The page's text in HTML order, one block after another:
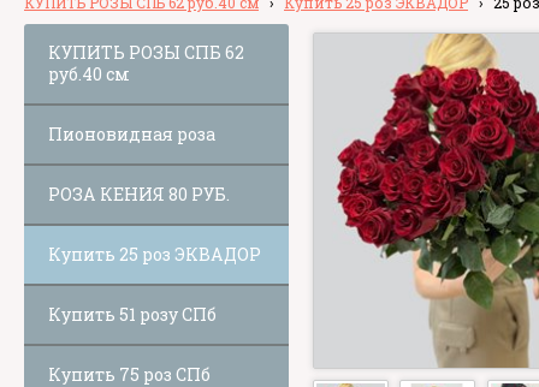
КУПИТЬ РОЗЫ СПБ 62
руб.40 см
Пионовидная роза
РОЗА КЕНИЯ 80 РУБ.
Купить 25 роз ЭКВАДОР
Купить 51 розу СПб
Купить 75 роз СПб